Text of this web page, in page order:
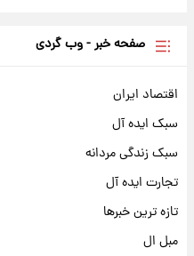
صفحه خبر - وب گردی
اقتصاد ایران
سبک ایده آل
سبک زندگی مردانه
تجارت ایده آل
تازه ترین خبرها
مبل ال